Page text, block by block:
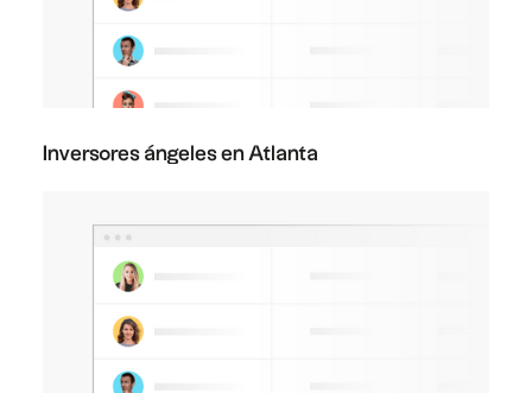
Inversores ángeles en Atlanta